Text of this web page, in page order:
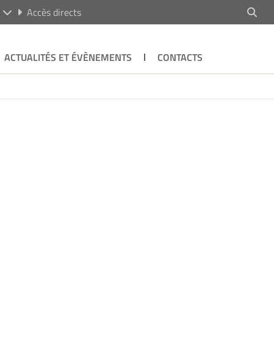
Accès directs
ACTUALITÉS ET ÉVÈNEMENTS
CONTACTS